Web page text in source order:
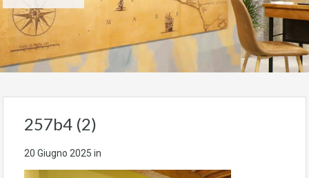
257b4 (2)
20 Giugno 2025 in